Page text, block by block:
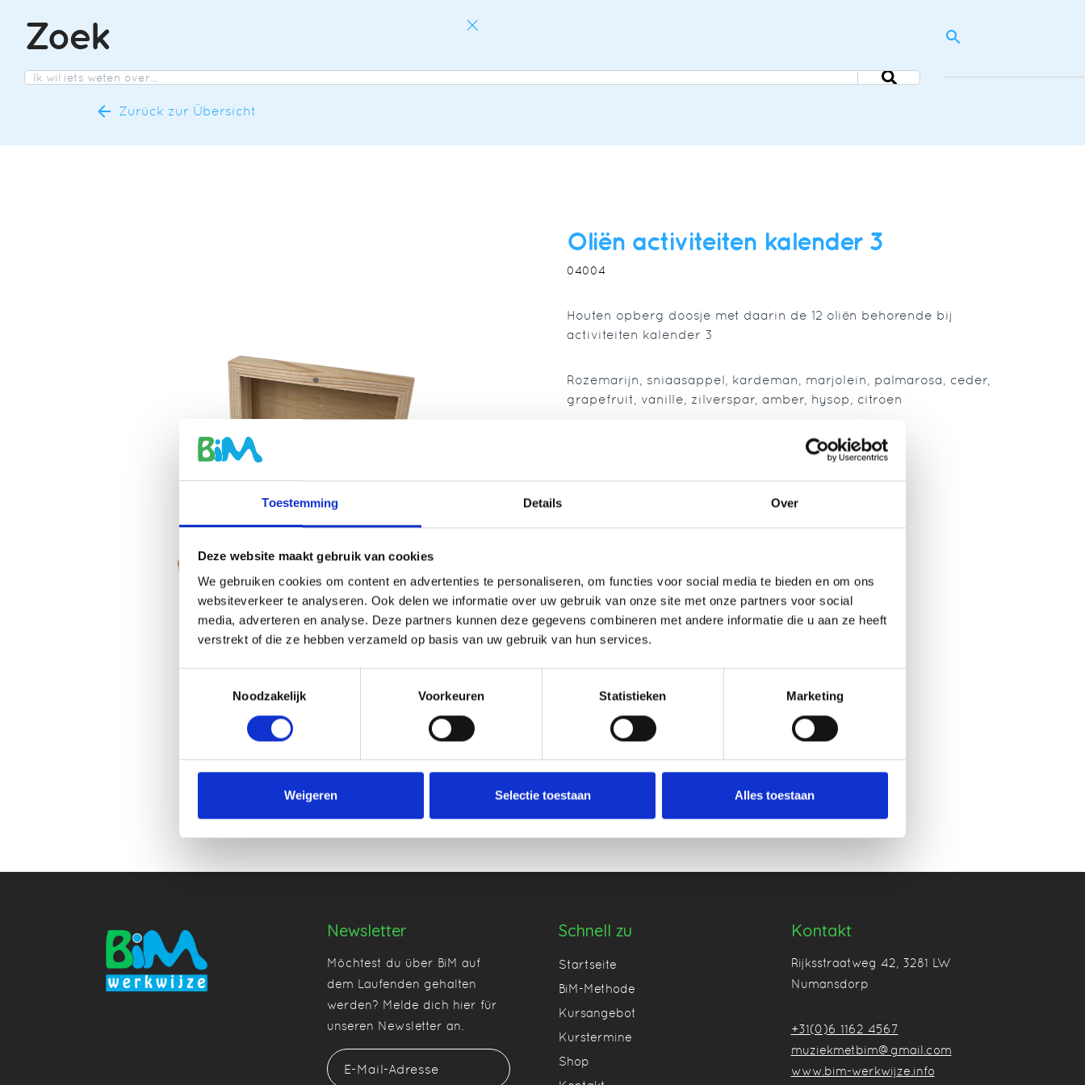
Toestemming Details Over
Deze website maakt gebruik van cookies
We gebruiken cookies om content en advertenties te personaliseren, om functies voor social media te bieden en om ons
websiteverkeer te analyseren. Ook delen we informatie over uw gebruik van onze site met onze partners voor social
media, adverteren en analyse. Deze partners kunnen deze gegevens combineren met andere informatie die u aan ze heeft
verstrekt of die ze hebben verzameld op basis van uw gebruik van hun services.
Noodzakelijk
Voorkeuren Statistieken Marketing
Weigeren Selectie toestaan Alles toestaan
DE
Zoek
Zurück zur Übersicht
Oliën activiteiten kalender 3
04004
Houten opberg doosje met daarin de 12 oliën behorende bij
activiteiten kalender 3
Rozemarijn, sniaasappel, kardeman, marjolein, palmarosa, ceder,
grapefruit, vanille, zilverspar, amber, hysop, citroen
Bestellen
Newsletter
Möchtest du über BiM auf
dem Laufenden gehalten
werden? Melde dich hier für
unseren Newsletter an.
Schnell zu
Startseite
BiM-Methode
Kursangebot
Kurstermine
Shop
Kontakt
Rijksstraatweg 42, 3281 LW
Numansdorp
+31(0)6 1162 4567
muziekmetbim@gmail.com
www.bim-werkwijze.info